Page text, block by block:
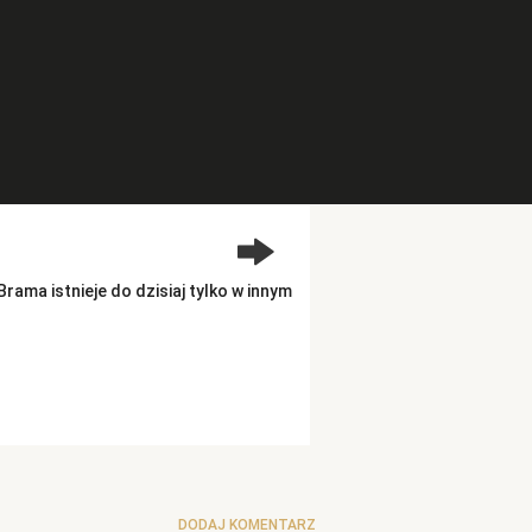
istnieje do dzisiaj tylko w innym
DODAJ KOMENTARZ